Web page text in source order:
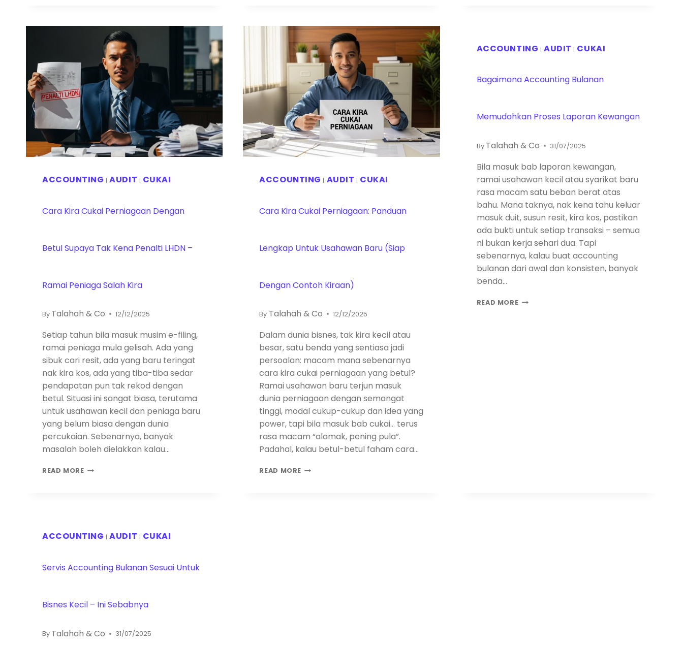
ACCOUNTING |AUDIT | CUKAI
Cara Kira Cukai Perniagaan Dengan
Betul Supaya Tak Kena Penalti LHDN –
Ramai Peniaga Salah Kira
By Talahah & Co 12/12/2025
Setiap tahun bila masuk musim e-filing,
ramai peniaga mula gelisah. Ada yang
sibuk cari resit, ada yang baru teringat
nak kira kos, ada yang tiba-tiba sedar
pendapatan pun tak rekod dengan
betul. Situasi ini sangat biasa, terutama
untuk usahawan kecil dan peniaga baru
yang belum biasa dengan dunia
percukaian. Sebenarnya, banyak
masalah boleh dielakkan kalau…
READ MORE
ACCOUNTING | AUDIT | CUKAI
Cara Kira Cukai Perniagaan: Panduan
Lengkap Untuk Usahawan Baru (Siap
Dengan Contoh Kiraan)
By Talahah & Co 12/12/2025
Dalam dunia bisnes, tak kira kecil atau
besar, satu benda yang sentiasa jadi
persoalan: macam mana sebenarnya
cara kira cukai perniagaan yang betul?
Ramai usahawan baru terjun masuk
dunia perniagaan dengan semangat
tinggi, modal cukup-cukup dan idea yang
power, tapi bila masuk bab cukai… terus
rasa macam “alamak, pening pula”.
Padahal, kalau betul-betul faham cara…
READ MORE
ACCOUNTING | AUDIT | CUKAI
Bagaimana Accounting Bulanan
Memudahkan Proses Laporan Kewangan
By Talahah & Co 31/07/2025
Bila masuk bab laporan kewangan,
ramai usahawan kecil atau syarikat baru
rasa macam satu beban berat atas
bahu. Mana taknya, nak kena tahu keluar
masuk duit, susun resit, kira kos, pastikan
ada bukti untuk setiap transaksi – semua
ni bukan kerja sehari dua. Tapi
sebenarnya, kalau buat accounting
bulanan dari awal dan konsisten, banyak
benda…
READ MORE
ACCOUNTING |AUDIT | CUKAI
Servis Accounting Bulanan Sesuai Untuk
Bisnes Kecil – Ini Sebabnya
By Talahah & Co 31/07/2025